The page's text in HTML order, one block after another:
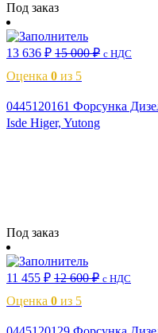
Под заказ
13 636 ₽ 15 000₽ с НДС
Оценка 0 из 5
0445120161 Форсунка
Isde Higer, Yutong
Под заказ
11 455 ₽ 12 600₽ с НДС
Оценка 0 из 5